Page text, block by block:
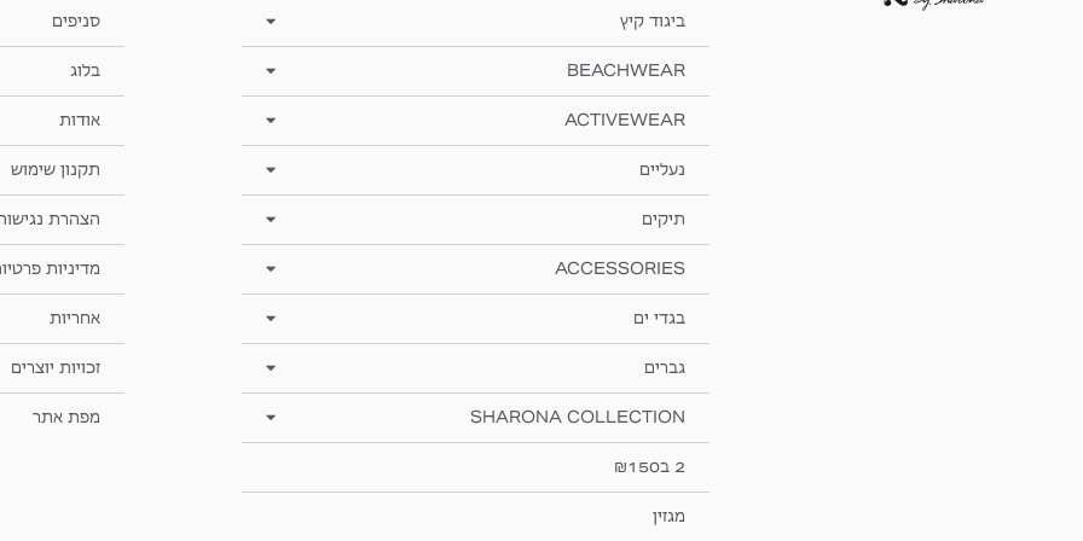
ביגוד קיץ
BEACHWEAR
ACTIVEWEAR
נעליים
תיקים
ACCESSORIES
בגדי ים
גברים
SHARONA COLLECTION
2 ב₪150
מגזין
סניפים
בלוג
אודות
תקנון שימוש
הצהרת
מדיניות
אחריות
זכויות יוצרים
מפת אתר